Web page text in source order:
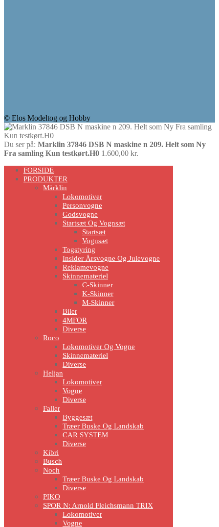
© Elos Modeltog og Hobby
Du ser på: Marklin 37846 DSB N maskine n 209. Helt som Ny
Fra samling Kun testkørt.H0 1.600,00 kr.
Scroll
Up
FORSIDE
PRODUKTER
Märklin
Lokomotiver
Personvogne
Godsvogne
Startsæt Og Vognsæt
Startsæt
Vognsæt
Togstyring
Insider Årsvogne Og Julevogne
Reklamevogne
Skinnemateriel
C-Skinner
K-Skinner
M-Skinner
Biler
4MFOR
Diverse
Roco
Lokomotiver Og Vogne
Skinnemateriel
Diverse
Heljan
Lokomotiver
Vogne
Diverse
Faller
Byggesæt
Træer Buske Og Landskab
CAR SYSTEM
Diverse
Kibri
Busch
Noch
Træer Buske Og Landskab
Diverse
PIKO
SPOR N: Arnold Fleichsmann TRIX
Lokomotiver
Vogne